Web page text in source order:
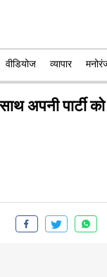
वीडियोज व्यापार
अपनी पार्टी को